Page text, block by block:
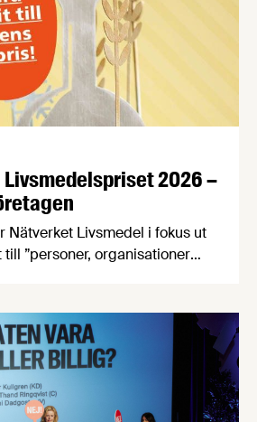
2026 –
Nätverket Livsmedel i fokus ut
”personer, organisationer
att öka livsmedelsnäringens
utveckling”. Passa på att
flera kandidater senast den 21
som kommer in